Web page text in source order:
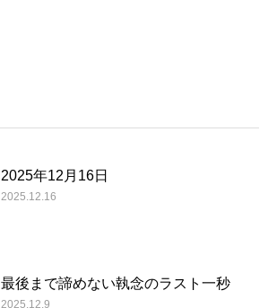
2025年12月16日
2025.12.16
最後まで諦めない執念のラスト一秒
2025.12.9